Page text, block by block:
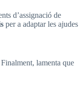
d’assignació de
per a adaptar les ajudes
lamenta que